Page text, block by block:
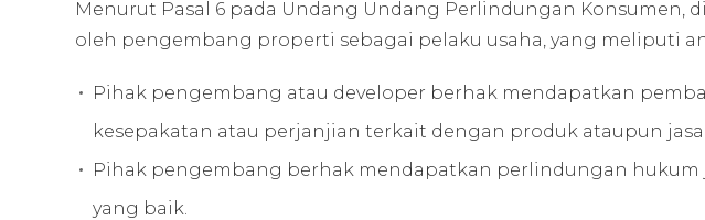
Menurut Pasal 6 pada Undang Undang Perlindungan Konsumen,
oleh pengembang properti sebagai pelaku usaha, yang meliputi
Pihak pengembang atau developer berhak mendapatkan
kesepakatan atau perjanjian terkait dengan produk ataupun jasa
Pihak pengembang berhak mendapatkan perlindungan
yang baik.